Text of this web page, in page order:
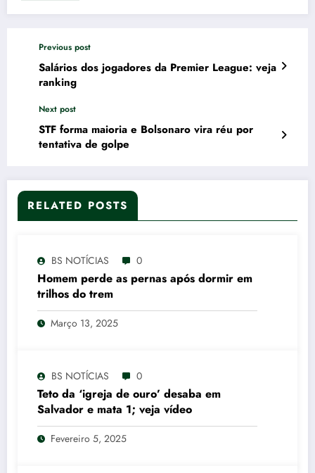
Previous post
Salários dos jogadores da Premier League: veja
ranking
Next post
STF forma maioria e Bolsonaro vira réu por
tentativa de golpe
RELATED POSTS
BS NOTÍCIAS 0
Homem perde as pernas após dormir em
trilhos do trem
Março 13, 2025
BS NOTÍCIAS 0
Teto da ‘igreja de ouro’ desaba em
Salvador e mata 1; veja vídeo
Fevereiro 5, 2025